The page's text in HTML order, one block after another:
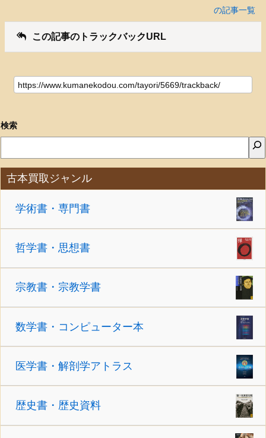
の記事一覧
この記事のトラックバックURL
検索
古本買取ジャンル
学術書・専門書
哲学書・思想書
宗教書・宗教学書
数学書・コンピューター本
医学書・解剖学アトラス
歴史書・歴史資料